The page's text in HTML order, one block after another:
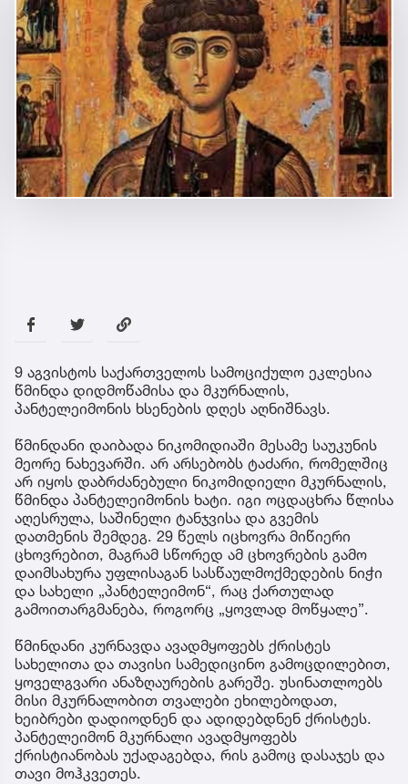
9 აგვისტოს საქართველოს სამოციქულო ეკლესია
წმინდა დიდმოწამისა და მკურნალის,
პანტელეიმონის ხსენების დღეს აღნიშნავს.
წმინდანი დაიბადა ნიკომიდიაში მესამე საუკუნის
მეორე ნახევარში. არ არსებობს ტაძარი, რომელშიც
არ იყოს დაბრძანებული ნიკომიდიელი მკურნალის,
წმინდა პანტელეიმონის ხატი. იგი ოცდაცხრა წლისა
აღესრულა, საშინელი ტანჯვისა და გვემის
დათმენის შემდეგ. 29 წელს იცხოვრა მიწიერი
ცხოვრებით, მაგრამ სწორედ ამ ცხოვრების გამო
დაიმსახურა უფლისაგან სასწაულმოქმედების ნიჭი
და სახელი „პანტელეიმონ“, რაც ქართულად
გამოითარგმანება, როგორც „ყოვლად მოწყალე”.
წმინდანი კურნავდა ავადმყოფებს ქრისტეს
სახელითა და თავისი სამედიცინო გამოცდილებით,
ყოველგვარი ანაზღაურების გარეშე. უსინათლოებს
მისი მკურნალობით თვალები ეხილებოდათ,
ხეიბრები დადიოდნენ და ადიდებდნენ ქრისტეს.
პანტელეიმონ მკურნალი ავადმყოფებს
ქრისტიანობას უქადაგებდა, რის გამოც დასაჯეს და
თავი მოჰკვეთეს.